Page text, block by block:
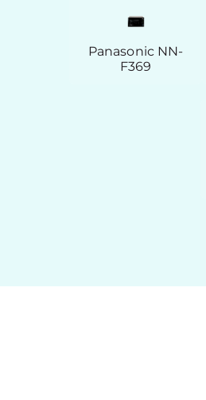
Panasonic NN-
F369